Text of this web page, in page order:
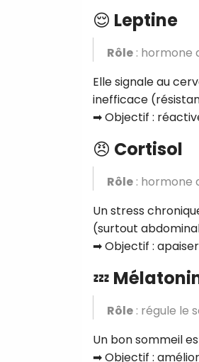
😌 Leptine
Rôle : hormone
Elle signale au
inefficace
➡ Objectif :
😠 Cortisol
Rôle : hormone
Un stress
(surtout
➡ Objectif :
💤
Rôle : régule le
Un bon sommeil
➡ Objectif :